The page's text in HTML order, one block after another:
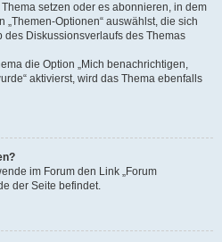
setzen oder es abonnieren, in dem
Optionen“ auswählst, die sich
Diskussionsverlaufs des Themas
die Option „Mich benachrichtigen,
aktivierst, wird das Thema ebenfalls
im Forum den Link „Forum
der Seite befindet.